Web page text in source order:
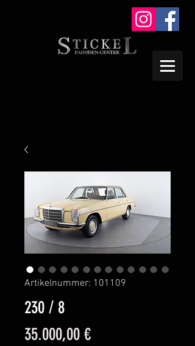
Artikelnummer: 101109
230 / 8
35.000,00 €Preis